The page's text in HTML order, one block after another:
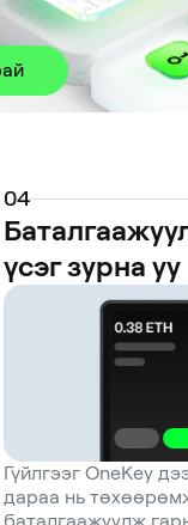
04
үсэг зурна уу
Гүйлгээг OneKey
дараа нь
баталгаажуулж